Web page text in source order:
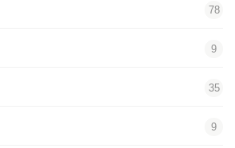
78
9
35
9